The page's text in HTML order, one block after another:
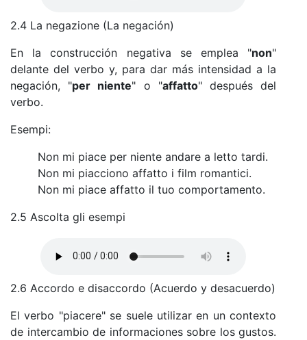
2.4 La negazione (La negación)
En la construcción negativa se emplea "non"
delante del verbo y, para dar más intensidad a la
negación, "per niente" o "affatto" después del
verbo.
Esempi:
Non mi piace per niente andare a letto tardi.
Non mi piacciono affatto i film romantici.
Non mi piace affatto il tuo comportamento.
2.5 Ascolta gli esempi
2.6 Accordo e disaccordo (Acuerdo y desacuerdo)
El verbo "piacere" se suele utilizar en un contexto
de intercambio de informaciones sobre los gustos.